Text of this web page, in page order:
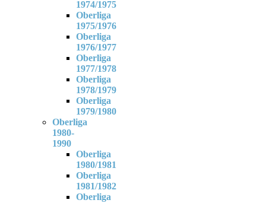
1974/1975
Oberliga
1975/1976
Oberliga
1976/1977
Oberliga
1977/1978
Oberliga
1978/1979
Oberliga
1979/1980
Oberliga
1980-
1990
Oberliga
1980/1981
Oberliga
1981/1982
Oberliga